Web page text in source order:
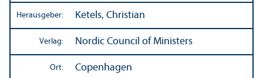
Herausgeber: Ketels, Christian
Verlag: Nordic Council of Ministers
Ort: Copenhagen